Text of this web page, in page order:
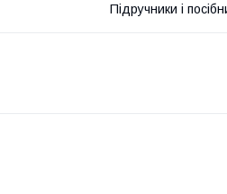
Підручники і